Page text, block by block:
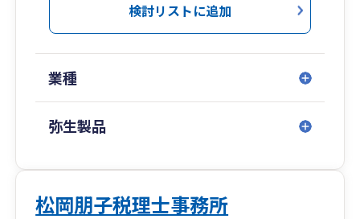
検討リストに追加
業種
弥生製品
松岡朋子税理士事務所